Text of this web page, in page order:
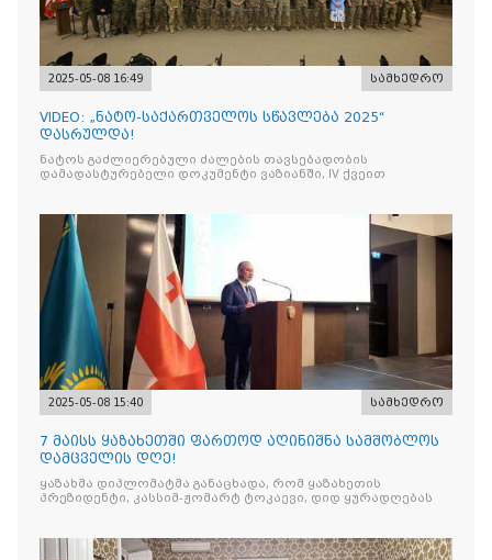
2025-05-08 16:49 სამხედრო
VIDEO: „ნატო-საქართველოს სწავლება 2025“
დასრულდა!
ნატოს გაძლიერებული ძალების თავსებადობის
დამადასტურებელი დოკუმენტი ვაზიანში, IV ქვეით
2025-05-08 15:40 სამხედრო
7 მაისს ყაზახეთში ფართოდ აღინიშნა სამშობლოს
დამცველის დღე!
ყაზახმა დიპლომატმა განაცხადა, რომ ყაზახეთის
პრეზიდენტი, კასსიმ-ჟომარტ ტოკაევი, დიდ ყურადღებას